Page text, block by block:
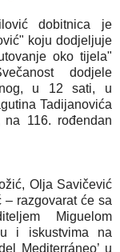
dobitnica je
koju dodjeljuje
oko tijela"
dodjele
u 12 sati, u
Tadijanovića
116. rođendan
Olja Savičević
– razgovarat će sa
Miguelom
i iskustvima na
Mediterráneo’ u